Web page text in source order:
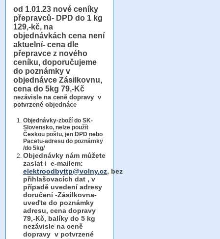
od 1.01.23 nové ceníky
přepravců- DPD do 1 kg
129,-kč, na
objednávkách cena není
aktuelní- cena dle
přepravce z nového
ceníku, doporučujeme
do poznámky v
objednávce Zásilkovnu,
cena do 5kg 79,-Kč
nezávisle na ceně dopravy v
potvrzené objednáce
Objednávky-zboží do SK-
Slovensko, nelze použít
Českou poštu, jen DPD nebo
Pacetu-adresu do poznámky
/do 5kg/
Objednávky nám můžete
zaslat i e-mailem:
elektroodbyttp@volny.cz, bez
přihlašovacích dat , v
případě uvedení adresy
doručení -Zásilkovna-
uveďte do poznámky
adresu, cena dopravy
79,-Kč, balíky do 5 kg
nezávisle na ceně
dopravy v potvrzené